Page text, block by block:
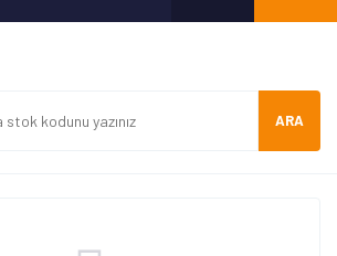
ARA